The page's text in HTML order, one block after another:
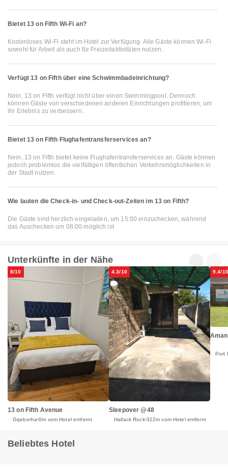
Bietet 13 on Fifth Wi-Fi an?
Kostenloses Wi-Fi steht im Hotel zur Verfügung. Alle Gäste können Wi-Fi
sowohl für Arbeit als auch für Freizeitaktivitäten nutzen.
Verfügt 13 on Fifth über eine Schwimmbadeinrichtung?
Nein, 13 on Fifth verfügt nicht über einen Swimmingpool. Dennoch
können Gäste von verschiedenen anderen Einrichtungen profitieren, um
ihr Erlebnis zu verbessern.
Bietet 13 on Fifth Flughafentransferservices an?
Nein, 13 on Fifth bietet keine Flughafentransferservices an. Gäste können
jedoch problemlos die vielfältigen öffentlichen Verkehrsmöglichkeiten in
der Stadt nutzen.
Wie lauten die Check-in- und Check-out-Zeiten im 13 on Fifth?
Die Gäste sind herzlich eingeladen, um 15:00 einzuchecken, während
das Auschecken um 08:00 möglich ist
Unterkünfte in der Nähe
8/10
13 on Fifth Avenue
Gqeberha 0m vom Hotel entfernt
4.3/10
Sleepover @48
Hallack Rock 322m vom Hotel entfernt
9.4/10
Port
Beliebtes Hotel